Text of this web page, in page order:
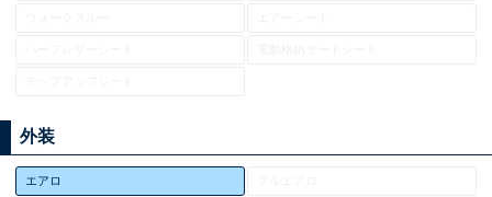
外装
エアロ